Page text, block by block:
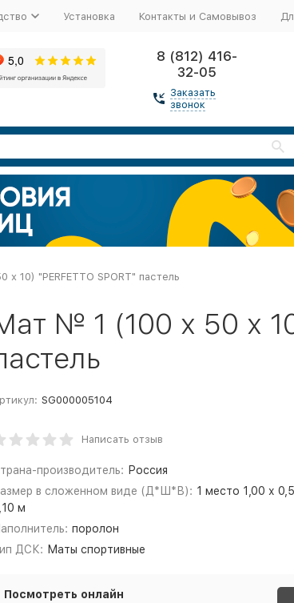
Установка Контакты и Самовывоз
8 (812) 416-
32-05
Заказать
звонок
10) "PERFETTO SPORT" пастель
№ 1 (100 х 50 х
SG000005104
Написать отзыв
производитель: Россия
в сложенном виде (Д*Ш*В): 1 место 1,00 х
м
поролон
ДСК: Маты спортивные
Посмотреть онлайн